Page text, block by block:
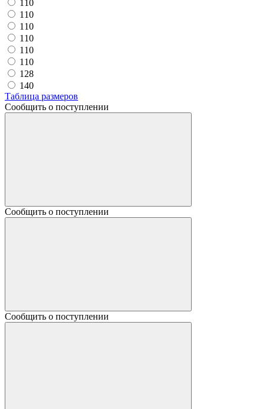
110
110
110
110
110
110
128
140
Таблица размеров
Сообщить о поступлении
Сообщить о поступлении
Сообщить о поступлении